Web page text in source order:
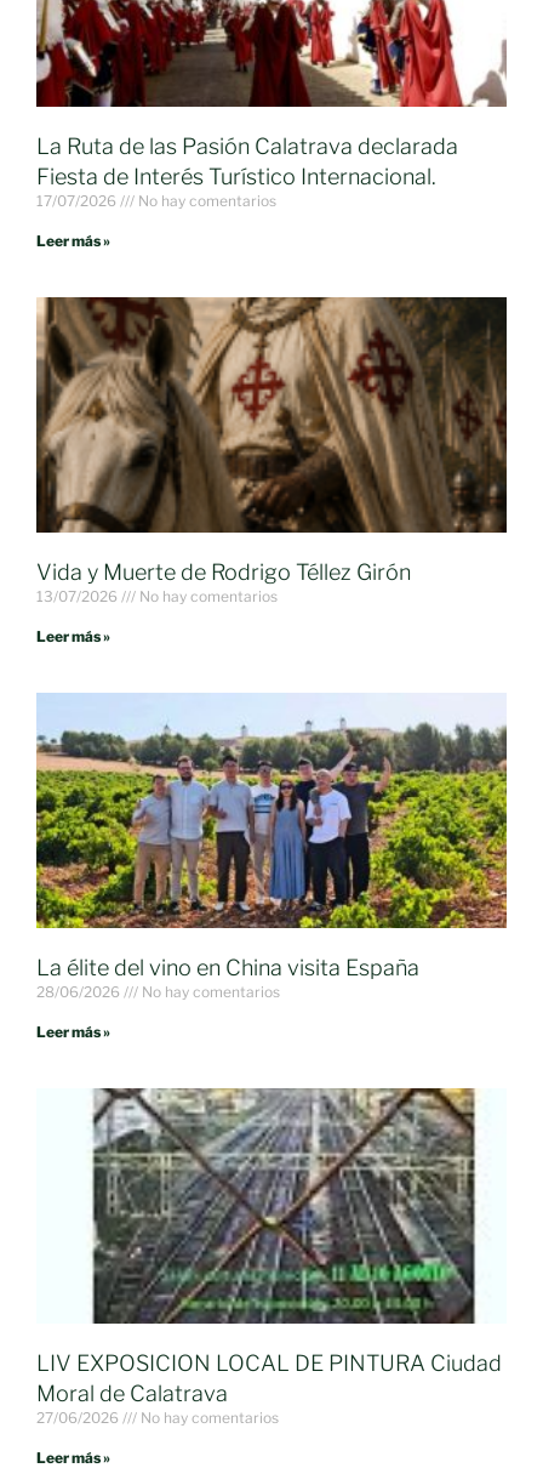
La Ruta de las Pasión Calatrava declarada
Fiesta de Interés Turístico Internacional.
17/07/2026 No hay comentarios
Leer más »
Vida y Muerte de Rodrigo Téllez Girón
13/07/2026 No hay comentarios
Leer más »
La élite del vino en China visita España
28/06/2026 No hay comentarios
Leer más »
LIV EXPOSICION LOCAL DE PINTURA Ciudad
Moral de Calatrava
27/06/2026 No hay comentarios
Leer más »